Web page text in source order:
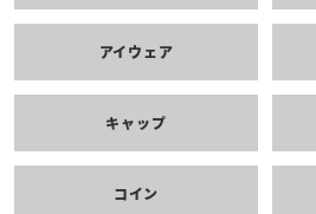
アイウェア
キャップ
コイン